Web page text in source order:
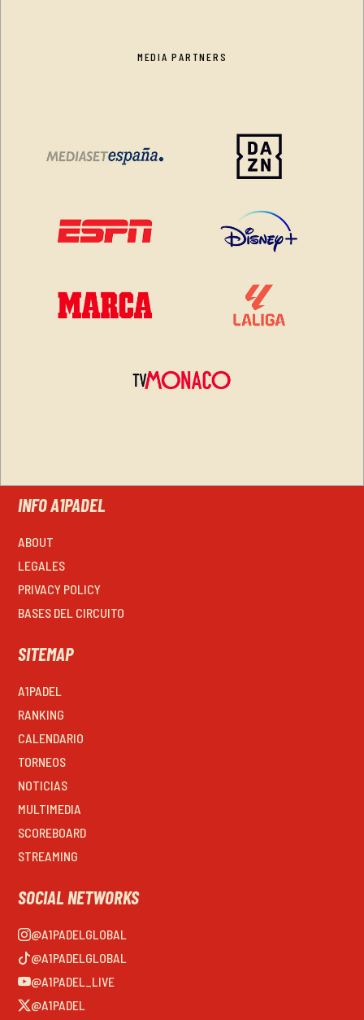
MEDIA PARTNERS
INFO A1PADEL
ABOUT
LEGALES
PRIVACY POLICY
BASES DEL CIRCUITO
SITEMAP
A1PADEL
RANKING
CALENDARIO
TORNEOS
NOTICIAS
MULTIMEDIA
SCOREBOARD
STREAMING
SOCIAL NETWORKS
@A1PADELGLOBAL
@A1PADELGLOBAL
@A1PADEL_LIVE
@A1PADEL